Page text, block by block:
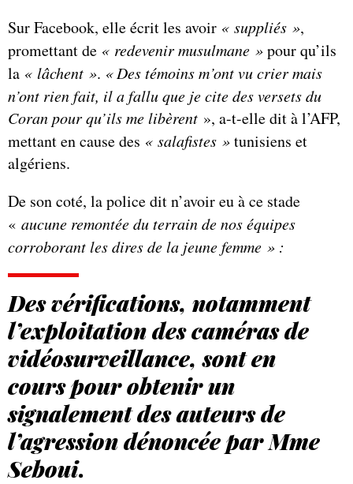
Sur Facebook, elle écrit les avoir « suppliés »,
promettant de « redevenir musulmane »pour qu’ils
la « lâchent ». « Des témoins m’ont vu crier mais
n’ont rien fait, il a fallu que je cite des versets du
Coran pour qu’ils me libèrent », a-t-elle dit à l’AFP,
mettant en cause des « salafistes »tunisiens et
algériens.
De son coté, la police dit n’avoir eu à ce stade
« aucune remontée du terrain de nos équipes
corroborant les dires de la jeune femme » :
Des vérifications, notamment
l’exploitation des caméras de
vidéosurveillance, sont en
cours pour obtenir un
signalement des auteurs de
l’agression dénoncée par Mme
Seboui.